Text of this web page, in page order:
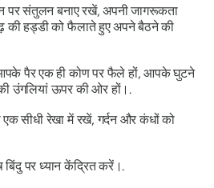
संतुलन बनाए रखें, अपनी जागरूकता
की हड्डी को फैलाते हुए अपने बैठने की
पैर एक ही कोण पर फैले हों, आपके घुटने
उंगलियां ऊपर की ओर हों।.
एक सीधी रेखा में रखें, गर्दन और कंधों को
पर ध्यान केंद्रित करें।.